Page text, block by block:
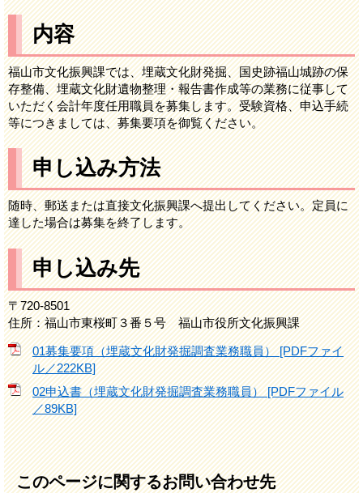
内容
福山市文化振興課では、埋蔵文化財発掘、国史跡福山城跡の保
存整備、埋蔵文化財遺物整理・報告書作成等の業務に従事して
いただく会計年度任用職員を募集します。受験資格、申込手続
等につきましては、募集要項を御覧ください。
申し込み方法
随時、郵送または直接文化振興課へ提出してください。定員に
達した場合は募集を終了します。
申し込み先
〒720-8501
住所：福山市東桜町３番５号 福山市役所文化振興課
01募集要項（埋蔵文化財発掘調査業務職員） [PDFファイ
ル／222KB]
02申込書（埋蔵文化財発掘調査業務職員） [PDFファイル
／89KB]
このページに関するお問い合わせ先